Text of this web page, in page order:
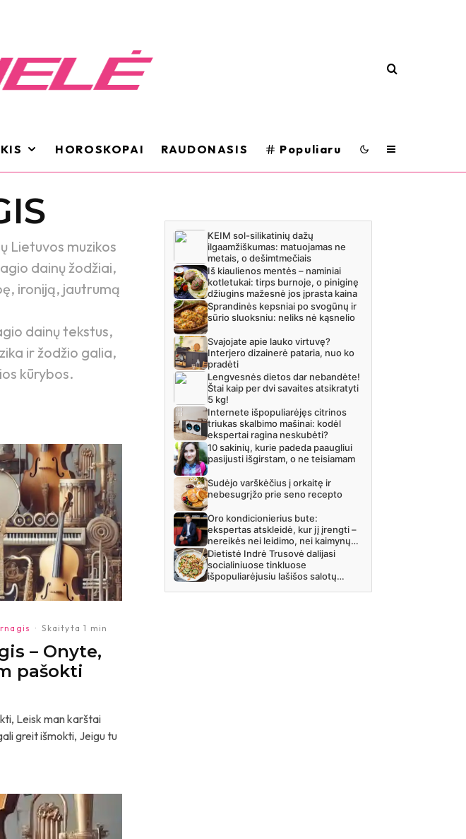
HOROSKOPAI RAUDONASIS Populiaru
Lietuvos muzikos
dainų žodžiai,
ironiją, jautrumą
dainų tekstus,
ir žodžio galia,
kūrybos.
· Skaityta 1 min
– Onyte,
pašokti
Leisk man karštai
greit išmokti, Jeigu tu